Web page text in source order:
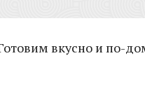
вкусно и по-